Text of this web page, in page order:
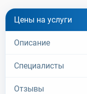
Цены на услуги
Описание
Специалисты
Отзывы